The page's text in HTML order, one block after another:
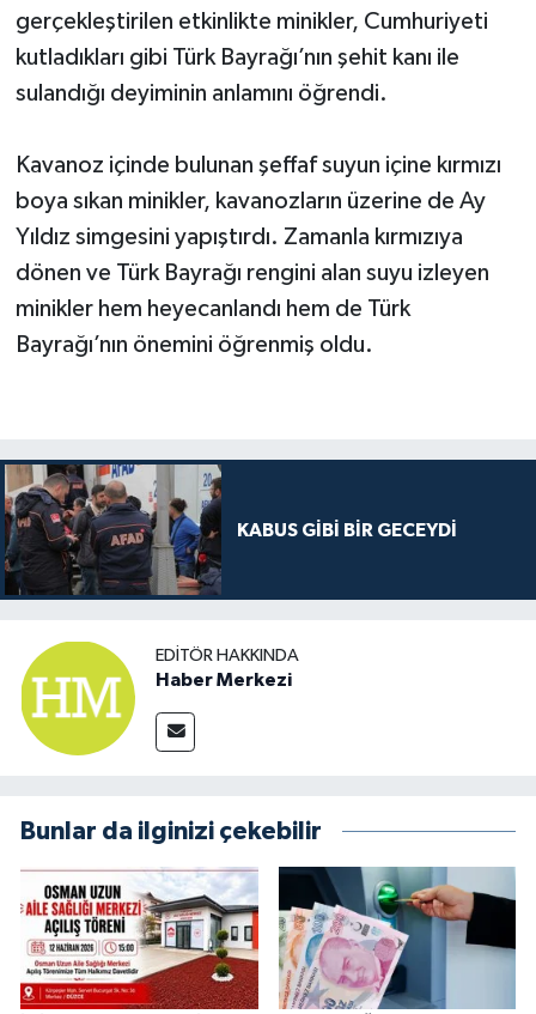
gerçekleştirilen etkinlikte minikler, Cumhuriyeti
kutladıkları gibi Türk Bayrağı’nın şehit kanı ile
sulandığı deyiminin anlamını öğrendi.
Kavanoz içinde bulunan şeffaf suyun içine kırmızı
boya sıkan minikler, kavanozların üzerine de Ay
Yıldız simgesini yapıştırdı. Zamanla kırmızıya
dönen ve Türk Bayrağı rengini alan suyu izleyen
minikler hem heyecanlandı hem de Türk
Bayrağı’nın önemini öğrenmiş oldu.
KABUS GİBİ BİR GECEYDİ
EDITÖR HAKKINDA
Haber Merkezi
Bunlar da ilginizi çekebilir